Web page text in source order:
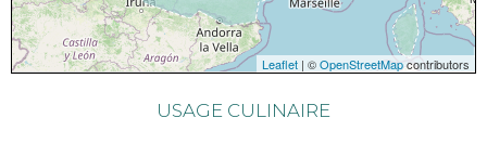
Leaflet | ©OpenStreetMapcontributors
USAGE CULINAIRE